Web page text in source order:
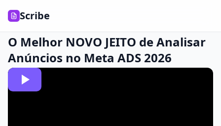
Scribe
O Melhor NOVO JEITO de Analisar
Anúncios no Meta ADS 2026